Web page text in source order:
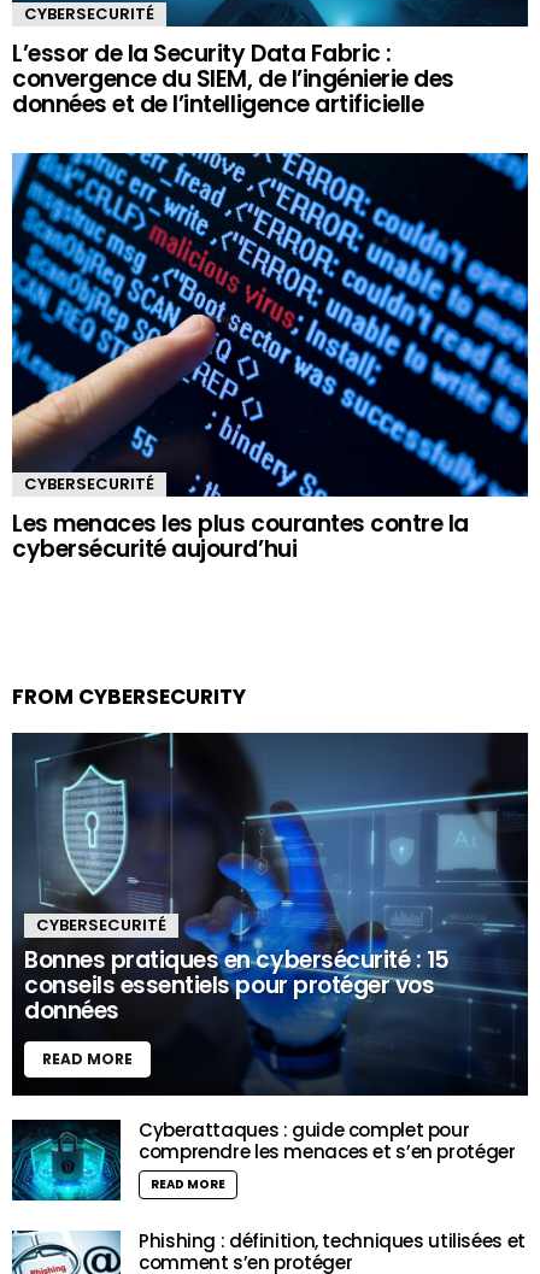
CYBERSECURITÉ
L’essor de la Security Data Fabric :
convergence du SIEM, de l’ingénierie des
données et de l’intelligence artificielle
CYBERSECURITÉ
Les menaces les plus courantes contre la
cybersécurité aujourd’hui
FROM CYBERSECURITY
CYBERSECURITÉ
Bonnes pratiques en cybersécurité : 15
conseils essentiels pour protéger vos
données
READ MORE
Cyberattaques : guide complet pour
comprendre les menaces et s’en protéger
READ MORE
Phishing : définition, techniques utilisées et
comment s’en protéger